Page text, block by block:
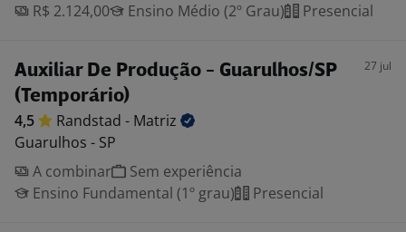
R$ 2.124,00
Ensino Médio (2º Grau) Presencial
Auxiliar De Produção - Guarulhos/SP
(Temporário)
27 jul
4,5 Randstad - Matriz
Guarulhos - SP
A combinar
Sem experiência
Ensino Fundamental (1º grau)
Presencial